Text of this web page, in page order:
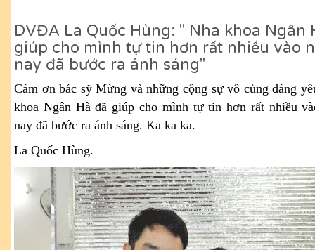
DVĐA La Quốc Hùng: " Nha khoa Ngân
giúp cho mình tự tin hơn rất nhiều vào
nay đã bước ra ánh sáng"
Cám ơn bác sỹ Mừng và những cộng sự vô cùng đáng
khoa Ngân Hà đã giúp cho mình tự tin hơn rất nhiều
nay đã bước ra ánh sáng. Ka ka ka.
La Quốc Hùng.